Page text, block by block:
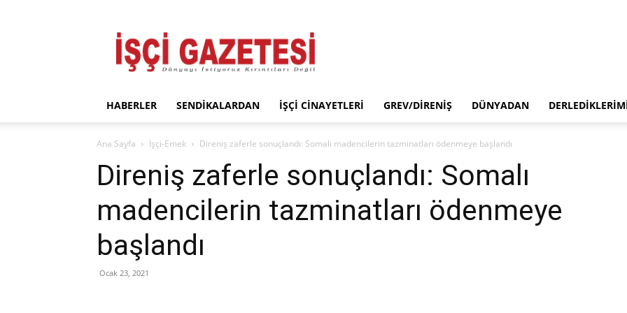
Gazetesi
HABERLER SENDIKALARDAN İŞÇI CINAYETLERI GREV/DIRENIŞ DÜNYADAN
Ana Sayfa İşçi-Emek Direniş zaferle sonuçlandı: Somalı madencilerin tazminatları ödenmeye başlandı
Direniş zaferle sonuçlandı: Somalı
madencilerin tazminatları ödenmeye
başlandı
Ocak 23, 2021